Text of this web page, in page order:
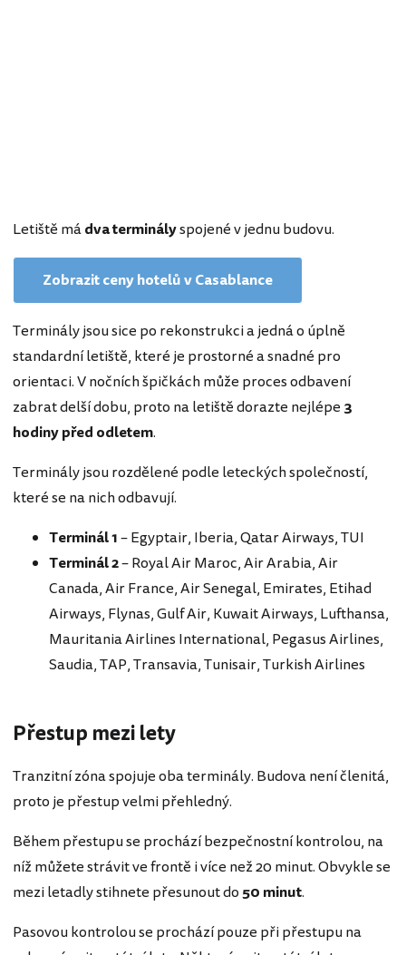
Letiště mádva terminályspojené v jednu budovu.
Zobrazit ceny hotelů v Casablance
Terminály jsou sice po rekonstrukci a jedná o úplně
standardní letiště, které je prostorné a snadné pro
orientaci. V nočních špičkách může proces odbavení
zabrat delší dobu, proto na letiště dorazte nejlépe 3
hodiny před odletem.
Terminály jsou rozdělené podle leteckých společností,
které se na nich odbavují.
Terminál 1– Egyptair, Iberia, Qatar Airways, TUI
Terminál 2– Royal Air Maroc, Air Arabia, Air
Canada, Air France, Air Senegal, Emirates, Etihad
Airways, Flynas, Gulf Air, Kuwait Airways, Lufthansa,
Mauritania Airlines International, Pegasus Airlines,
Saudia, TAP, Transavia, Tunisair, Turkish Airlines
Přestup mezi lety
Tranzitní zóna spojuje oba terminály. Budova není členitá,
proto je přestup velmi přehledný.
Během přestupu se prochází bezpečnostní kontrolou, na
níž můžete strávit ve frontě i více než 20 minut. Obvykle se
mezi letadly stihnete přesunout do50 minut.
Pasovou kontrolou se prochází pouze při přestupu na